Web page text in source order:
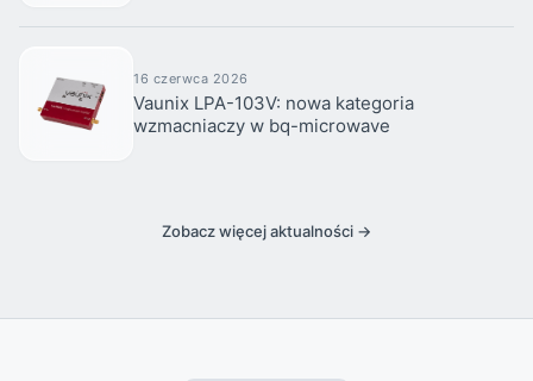
16 czerwca 2026
Vaunix LPA-103V: nowa kategoria
wzmacniaczy w bq-microwave
Zobacz więcej aktualności →